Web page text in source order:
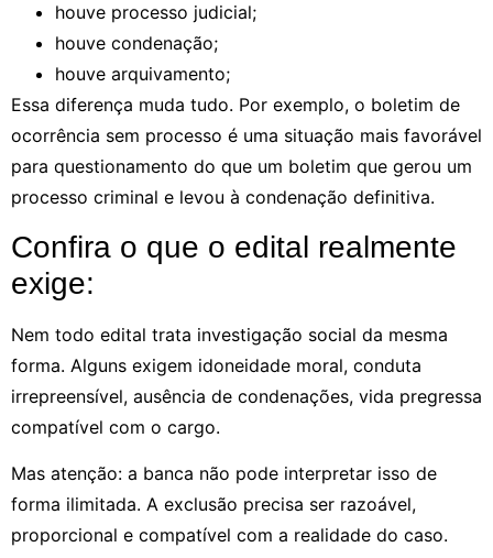
houve processo judicial;
houve condenação;
houve arquivamento;
Essa diferença muda tudo. Por exemplo, o boletim de
ocorrência sem processo é uma situação mais favorável
para questionamento do que um boletim que gerou um
processo criminal e levou à condenação definitiva.
Confira o que o edital realmente
exige:
Nem todo edital trata investigação social da mesma
forma. Alguns exigem idoneidade moral, conduta
irrepreensível, ausência de condenações, vida pregressa
compatível com o cargo.
Mas atenção: a banca não pode interpretar isso de
forma ilimitada. A exclusão precisa ser razoável,
proporcional e compatível com a realidade do caso.